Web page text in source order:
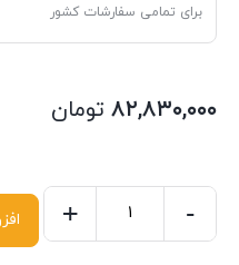
برای تمامی سفارشات کشور
۸۲,۸۳۰,۰۰۰ تومان
-
+